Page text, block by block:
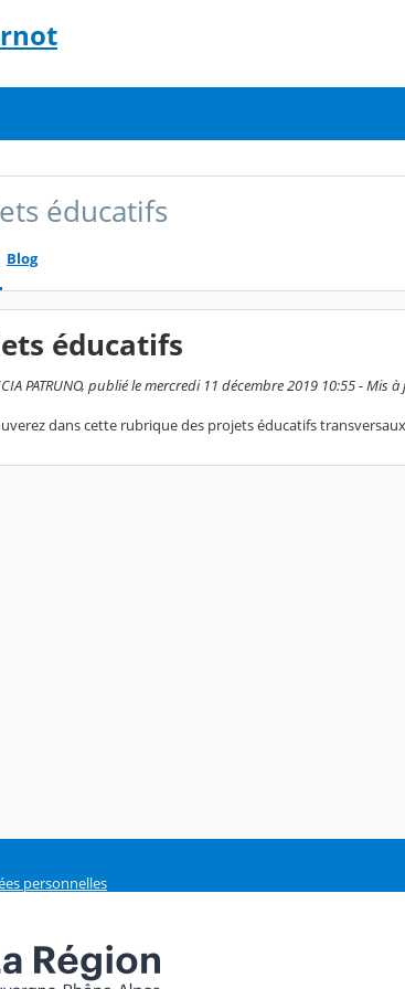
éducatifs
Blog
éducatifs
PATRUNO, publié le mercredi 11 décembre 2019 10:55 -
dans cette rubrique des projets éducatifs
personnelles